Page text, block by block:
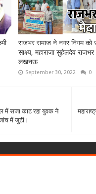
राजभर समाज ने नगर निगम को
साक्ष्य, महाराजा सुहेलदेव राजभर
लखनऊ
September 30, 2022 0
में सजा काट रहा युवक ने
में जुटी।